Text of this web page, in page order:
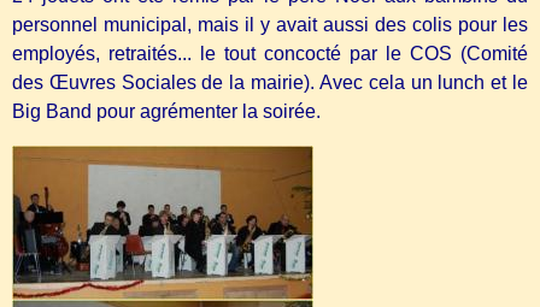
personnel municipal, mais il y avait aussi des colis pour les
employés, retraités... le tout concocté par le COS (Comité
des Œuvres Sociales de la mairie). Avec cela un lunch et le
Big Band pour agrémenter la soirée.